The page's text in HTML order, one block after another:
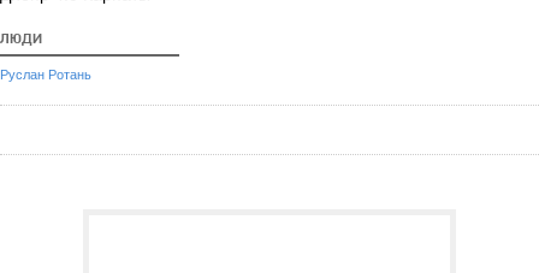
ЛЮДИ
Руслан Ротань